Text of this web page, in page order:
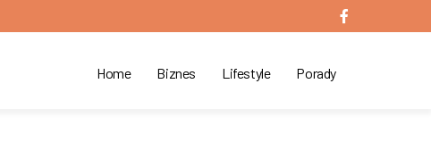
Home Biznes Lifestyle Porady